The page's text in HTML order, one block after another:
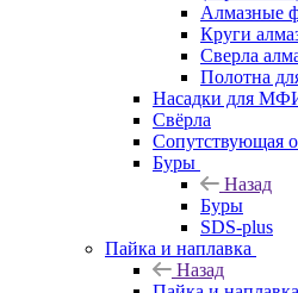
Алмазные
Круги
Сверла
Полотна
Насадки для
Свёрла
Сопутствующая
Буры
Назад
Буры
SDS-plus
Пайка и наплавка
Назад